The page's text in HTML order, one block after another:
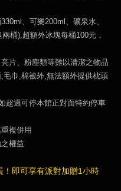
、可樂200ml、礦泉水、
桶),超額外冰塊每桶100元，
片、粉塵類等難以清潔之物品
巾,棉被外,無法額外提供枕頭
超過可停本館正對面特約停車
複併用
權益
！即可享有派對加贈1小時